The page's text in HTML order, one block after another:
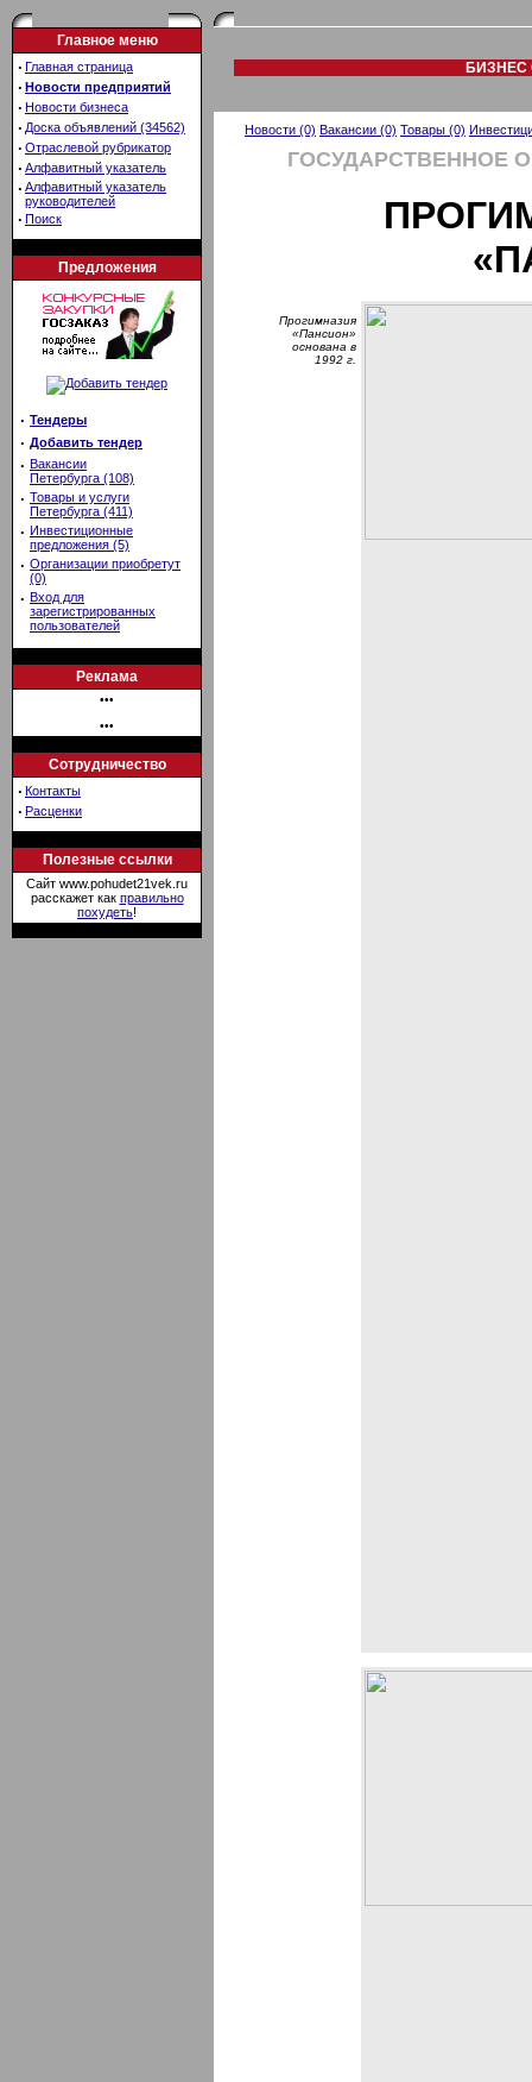
Главное меню
· Главная страница
· Новости предприятий
· Новости бизнеса
· Доска объявлений (34562)
· Отраслевой рубрикатор
· Алфавитный указатель
· Алфавитный указатель
руководителей
· Поиск
Предложения
· Тендеры
· Добавить тендер
· Вакансии
Петербурга (108)
· Товары и услуги
Петербурга (411)
· Инвестиционные
предложения (5)
· Организации приобретут
(0)
· Вход для
зарегистрированных
пользователей
Реклама
•••
•••
Сотрудничество
· Контакты
· Расценки
Полезные ссылки
Сайт www.pohudet21vek.ru
расскажет как правильно
похудеть!
БИЗНЕС
Новости (0) Вакансии (0) Товары (0)
ГОСУДАРСТВЕННОЕ
Прогимназия
«Пансион»
основана в
1992 г.